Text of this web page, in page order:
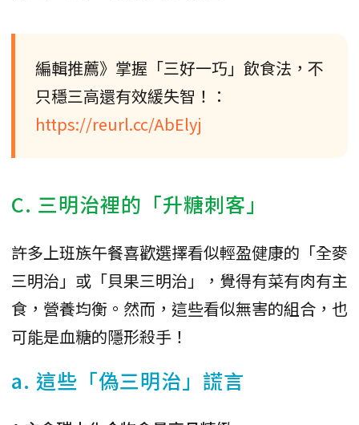
編輯推薦》掌握「三好一巧」飲食法，不
只穩三高還有效緩失智！：
https://reurl.cc/AbElyj
C. 三明治裡的「升糖刺客」
許多上班族午餐喜歡選擇看似輕盈健康的「全麥
三明治」或「貝果三明治」，覺得有菜有肉有主
食，營養均衡。然而，這些看似無害的組合，也
可能是血糖的隱形殺手！
a. 這些「偽三明治」謊言